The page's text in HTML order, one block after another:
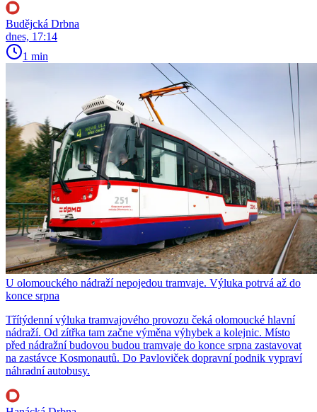
Budějcká Drbna
dnes, 17:14
1 min
U olomouckého nádraží nepojedou tramvaje. Výluka potrvá až do
konce srpna
Třítýdenní výluka tramvajového provozu čeká olomoucké hlavní
nádraží. Od zítřka tam začne výměna výhybek a kolejnic. Místo
před nádražní budovou budou tramvaje do konce srpna zastavovat
na zastávce Kosmonautů. Do Pavloviček dopravní podnik vypraví
náhradní autobusy.